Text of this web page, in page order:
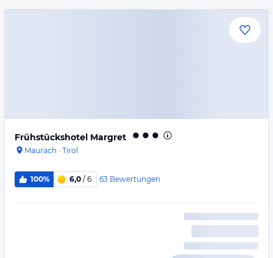
Frühstückshotel Margret
Maurach · Tirol
100% 6,0 / 6 63 Bewertungen